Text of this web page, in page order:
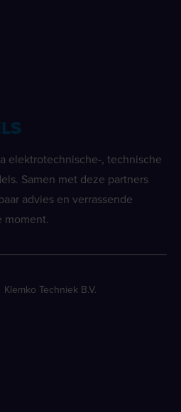
elektrotechnische-, technische
Samen met deze partners
advies en verrassende
moment.
Techniek B.V.